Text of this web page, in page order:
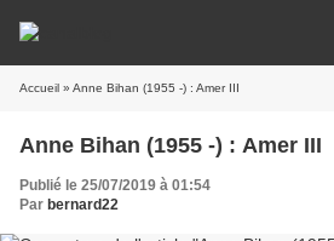
Accueil » Anne Bihan (1955 -) : Amer III
Anne Bihan (1955 -) : Amer III
Publié le 25/07/2019 à 01:54
Par bernard22